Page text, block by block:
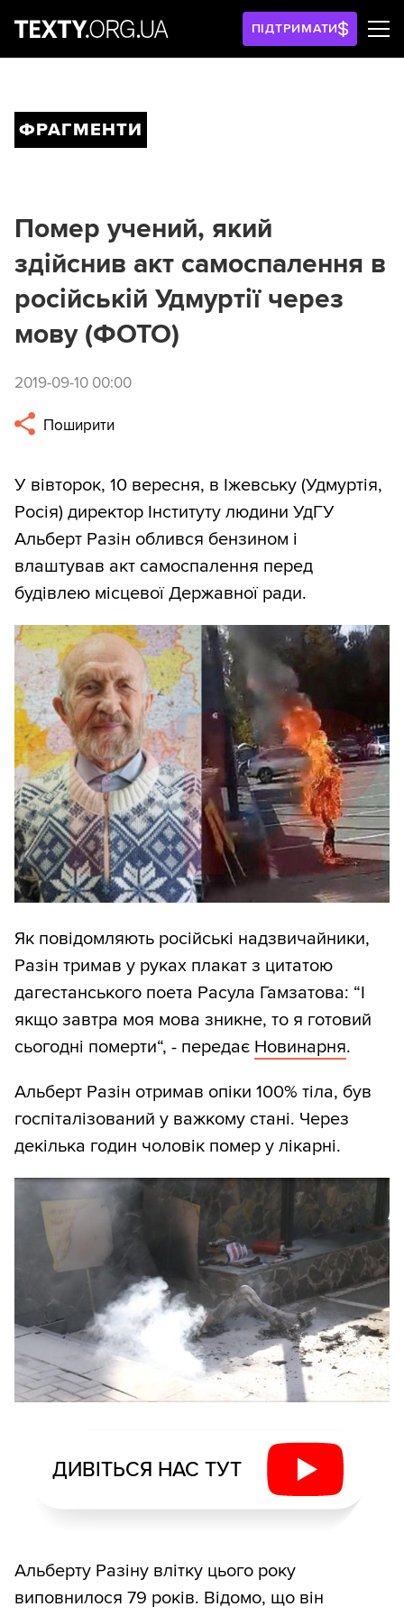
ПІДТРИМАТИ
ФРАГМЕНТИ
Помер учений, який
здійснив акт самоспалення в
російській Удмуртії через
мову (ФОТО)
2019-09-10 00:00
Поширити
У вівторок, 10 вересня, в Іжевську (Удмуртія,
Росія) директор Інституту людини УдГУ
Альберт Разін облився бензином і
влаштував акт самоспалення перед
будівлею місцевої Державної ради.
Як повідомляють російські надзвичайники,
Разін тримав у руках плакат з цитатою
дагестанського поета Расула Гамзатова: “І
якщо завтра моя мова зникне, то я готовий
сьогодні померти“, - передає Новинарня.
Альберт Разін отримав опіки 100% тіла, був
госпіталізований у важкому стані. Через
декілька годин чоловік помер у лікарні.
ДИВІТЬСЯ НАС ТУТ
Альберту Разіну влітку цього року
виповнилося 79 років. Відомо, що він